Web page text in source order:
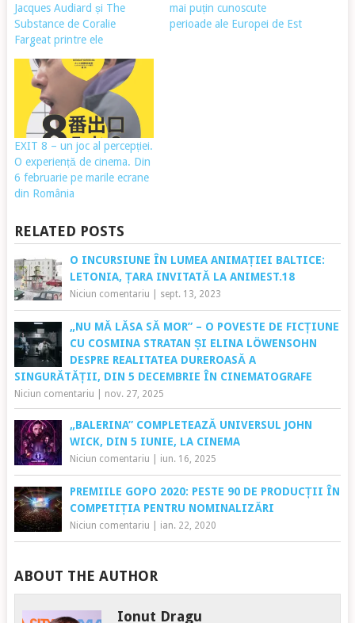
Jacques Audiard și The
Substance de Coralie
Fargeat printre ele
mai puțin cunoscute
perioade ale Europei de Est
EXIT 8 – un joc al percepției.
O experiență de cinema. Din
6 februarie pe marile ecrane
din România
RELATED POSTS
O INCURSIUNE ÎN LUMEA ANIMAȚIEI BALTICE:
LETONIA, ȚARA INVITATĂ LA ANIMEST.18
Niciun comentariu sept. 13, 2023
„NU MĂ LĂSA SĂ MOR” – O POVESTE DE FICȚIUNE
CU COSMINA STRATAN ȘI ELINA LÖWENSOHN
DESPRE REALITATEA DUREROASĂ A
SINGURĂTĂȚII, DIN 5 DECEMBRIE ÎN CINEMATOGRAFE
Niciun comentariu nov. 27, 2025
„BALERINA” COMPLETEAZĂ UNIVERSUL JOHN
WICK, DIN 5 IUNIE, LA CINEMA
Niciun comentariu iun. 16, 2025
PREMIILE GOPO 2020: PESTE 90 DE PRODUCȚII ÎN
COMPETIȚIA PENTRU NOMINALIZĂRI
Niciun comentariu ian. 22, 2020
ABOUT THE AUTHOR
Ionut Dragu